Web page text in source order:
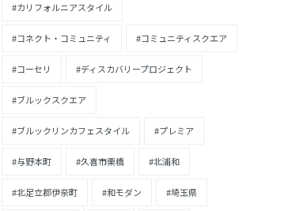
#カリフォルニアスタイル
#コネクト・コミュニティ #コミュニティスクエア
#コーセリ #ディスカバリープロジェクト
#ブルックスクエア
#ブルックリンカフェスタイル #プレミア
#与野本町 #久喜市栗橋 #北浦和
#北足立郡伊奈町 #和モダン #埼玉県